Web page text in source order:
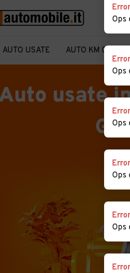
AUTO USATE AUTO KM 0
usate
Error
Ops
Error
Ops
Error
Ops
Error
Ops
Error
Ops
Error